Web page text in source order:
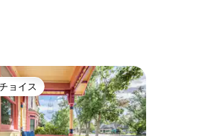
ストチョイスです。
ョイス